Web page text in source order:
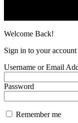
Welcome Back!
Sign in to your account
Username or Email
Password
Remember me